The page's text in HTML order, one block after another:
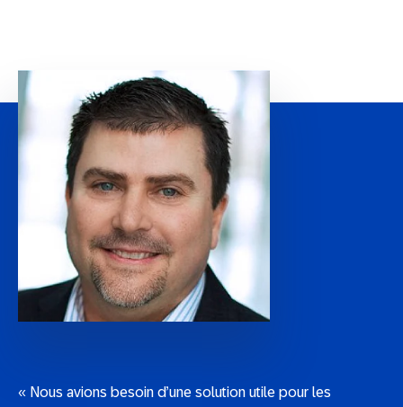
« Nous avions besoin d’une solution utile pour les